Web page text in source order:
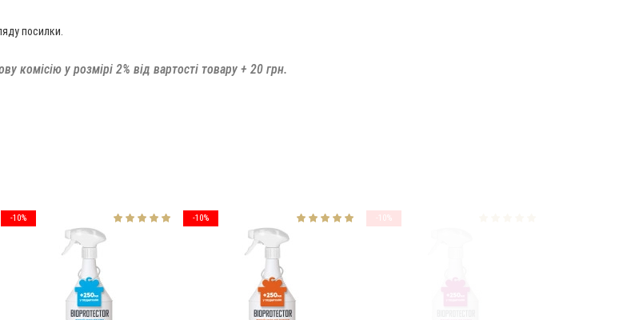
посилки.
комісію у розмірі 2% від вартості товару + 20 грн.
-10% -10% -10%